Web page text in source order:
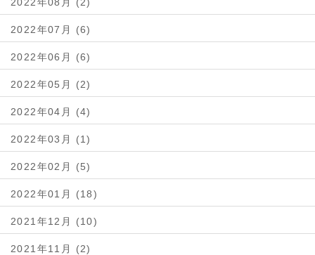
2022年07月 (6)
2022年06月 (6)
2022年05月 (2)
2022年04月 (4)
2022年03月 (1)
2022年02月 (5)
2022年01月 (18)
2021年12月 (10)
2021年11月 (2)